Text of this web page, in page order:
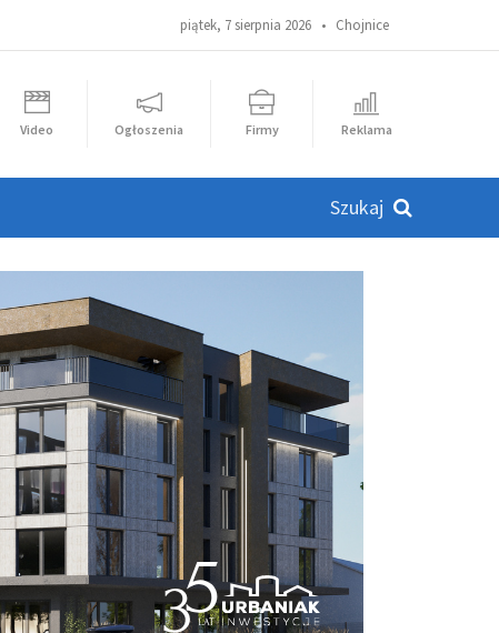
piątek, 7 sierpnia 2026 • Chojnice
Video Ogłoszenia Firmy Reklama